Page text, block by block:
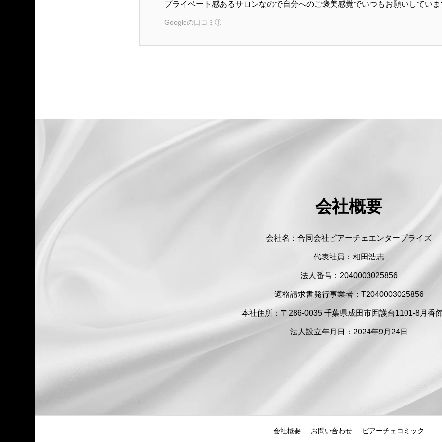
プライベート感あるサロンなので自分へのご褒美感覚でいつもお願いしてい
Googleの口コミ①
会社概要
会社名：合同会社ピアーチェエンタープライズ
代表社員：相田浩志
法人番号：2040003025856
適格請求書発行事業者：T2040003025856
本社住所：〒286-0035 千葉県成田市囲護台1101-8月香
法人設立年月日：2024年9月24日
会社概要 お問い合わせ ピアーチェコミック